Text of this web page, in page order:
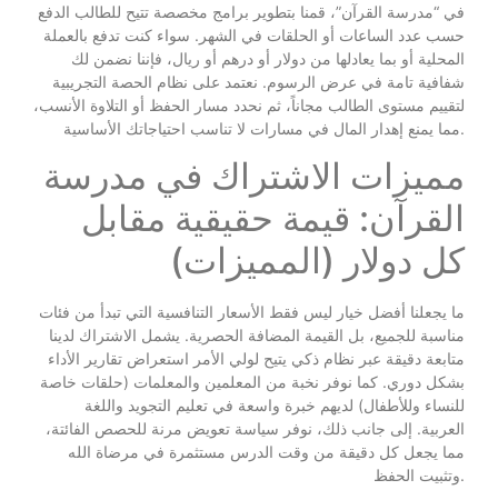
في “مدرسة القرآن”، قمنا بتطوير برامج مخصصة تتيح للطالب الدفع
حسب عدد الساعات أو الحلقات في الشهر. سواء كنت تدفع بالعملة
المحلية أو بما يعادلها من دولار أو درهم أو ريال، فإننا نضمن لك
شفافية تامة في عرض الرسوم. نعتمد على نظام الحصة التجريبية
لتقييم مستوى الطالب مجاناً، ثم نحدد مسار الحفظ أو التلاوة الأنسب،
مما يمنع إهدار المال في مسارات لا تناسب احتياجاتك الأساسية.
مميزات الاشتراك في مدرسة
القرآن: قيمة حقيقية مقابل
كل دولار (المميزات)
ما يجعلنا أفضل خيار ليس فقط الأسعار التنافسية التي تبدأ من فئات
مناسبة للجميع، بل القيمة المضافة الحصرية. يشمل الاشتراك لدينا
متابعة دقيقة عبر نظام ذكي يتيح لولي الأمر استعراض تقارير الأداء
بشكل دوري. كما نوفر نخبة من المعلمين والمعلمات (حلقات خاصة
للنساء وللأطفال) لديهم خبرة واسعة في تعليم التجويد واللغة
العربية. إلى جانب ذلك، نوفر سياسة تعويض مرنة للحصص الفائتة،
مما يجعل كل دقيقة من وقت الدرس مستثمرة في مرضاة الله
وتثبيت الحفظ.